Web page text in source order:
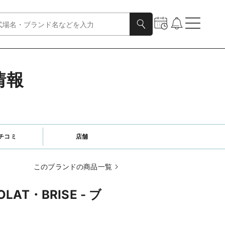
報
コミ 店舗
このブランドの商品一覧
・BRISE - ブ